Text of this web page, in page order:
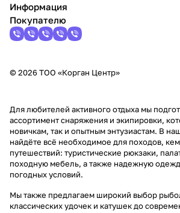
Информация
Покупателю
© 2026 ТОО «Корган Центр»
Для любителей активного отдыха мы
ассортимент снаряжения и экипировки,
новичкам, так и опытным энтузиастам. В
найдёте всё необходимое для походов,
путешествий: туристические рюкзаки,
походную мебель, а также надежную
погодных условий.
Мы также предлагаем широкий выбор
классических удочек и катушек до